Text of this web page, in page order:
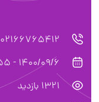
02166765412
1400/09/6 - 14:55
1321 بازدید